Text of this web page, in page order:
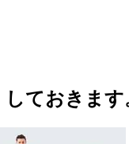
ておきます